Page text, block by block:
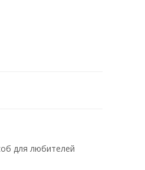
для любителей